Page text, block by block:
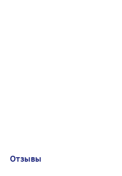
Отзывы